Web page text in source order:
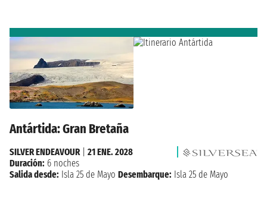
Antártida: Gran Bretaña
SILVER ENDEAVOUR| 21 ENE. 2028
Duración: 6 noches
Salida desde: Isla 25 de Mayo Desembarque: Isla 25 de Mayo